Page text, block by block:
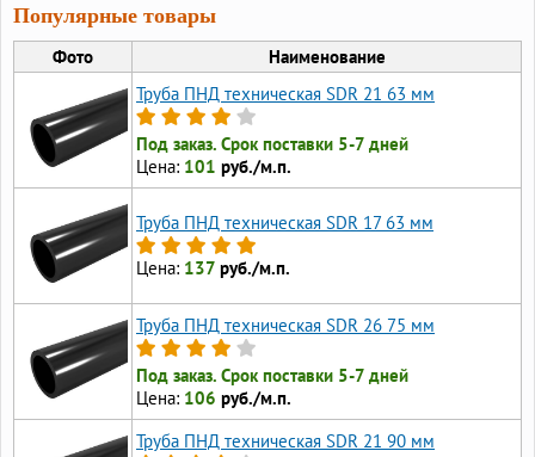
Популярные товары
Фото
Наименование
Труба ПНД техническая SDR 21 63 мм
Под заказ. Срок поставки 5-7 дней
Цена: 101 руб./м.п.
Труба ПНД техническая SDR 17 63 мм
Цена: 137 руб./м.п.
Труба ПНД техническая SDR 26 75 мм
Под заказ. Срок поставки 5-7 дней
Цена: 106 руб./м.п.
Труба ПНД техническая SDR 21 90 мм